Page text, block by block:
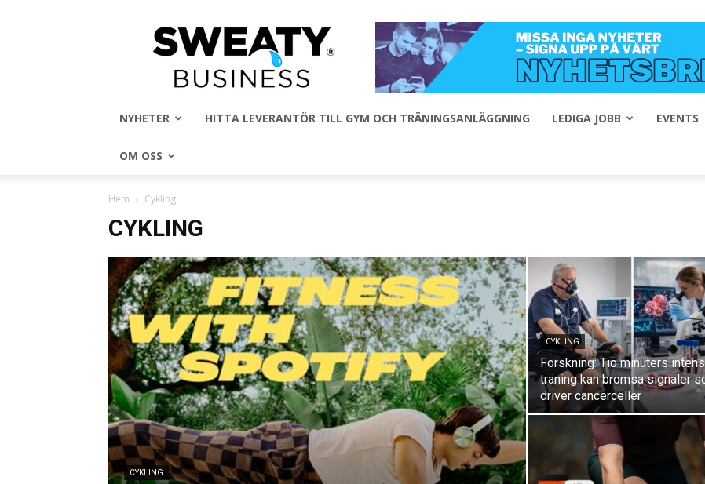
Sweaty
Business
NYHETER HITTA LEVERANTÖR TILL GYM OCH TRÄNINGSANLÄGGNING LEDIGA JOBB EVENTS
OM OSS
Hem Cykling
CYKLING
CYKLING
CYKLING
Forskning: Tio minuters
träning kan bromsa signaler
driver cancerceller